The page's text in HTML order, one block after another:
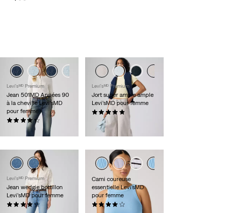
Levi'sᴹᴰ Premium
Jean 501MD Années 90
à la cheville Levi’sMD
pour femme
(237)
118,00 $
Levi'sᴹᴰ Premium
Jort super ample ample
Levi’sMD pour femme
98,00 $
Levi'sᴹᴰ Premium
Jean wedgie bottillon
Levi’sMD pour femme
(363)
Cami coureuse
essentielle Levi’sMD
pour femme